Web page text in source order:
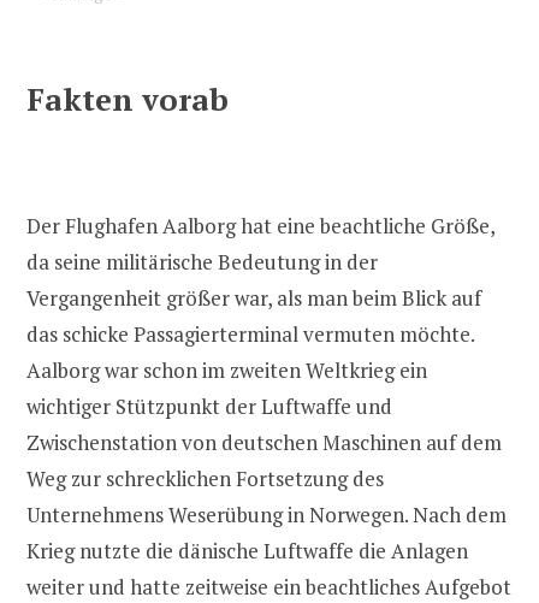
Fakten vorab
Der Flughafen Aalborg hat eine beachtliche Größe,
da seine militärische Bedeutung in der
Vergangenheit größer war, als man beim Blick auf
das schicke Passagierterminal vermuten möchte.
Aalborg war schon im zweiten Weltkrieg ein
wichtiger Stützpunkt der Luftwaffe und
Zwischenstation von deutschen Maschinen auf dem
Weg zur schrecklichen Fortsetzung des
Unternehmens Weserübung in Norwegen. Nach dem
Krieg nutzte die dänische Luftwaffe die Anlagen
weiter und hatte zeitweise ein beachtliches Aufgebot